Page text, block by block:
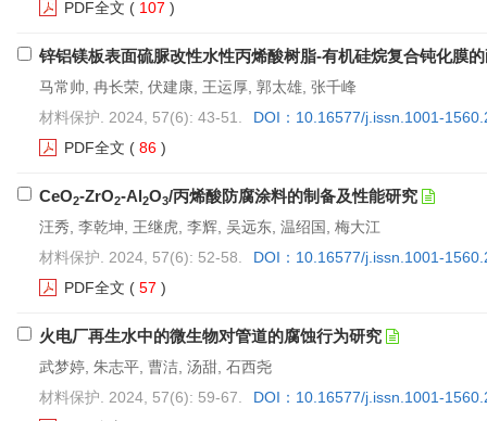
PDF全文 ( 107 )
锌铝镁板表面硫脲改性水性丙烯酸树脂-有机硅烷复合钝化膜
马常帅, 冉长荣, 伏建康, 王运厚, 郭太雄, 张千峰
材料保护. 2024, 57(6): 43-51.
DOI：10.16577/j.issn.1001-
PDF全文 ( 86 )
CeO2-ZrO2-Al2O3/丙烯酸防腐涂料的制备及性能研究
汪秀, 李乾坤, 王继虎, 李辉, 吴远东, 温绍国, 梅大江
材料保护. 2024, 57(6): 52-58.
DOI：10.16577/j.issn.1001-
PDF全文 ( 57 )
火电厂再生水中的微生物对管道的腐蚀行为研究
武梦婷, 朱志平, 曹洁, 汤甜, 石西尧
材料保护. 2024, 57(6): 59-67.
DOI：10.16577/j.issn.1001-